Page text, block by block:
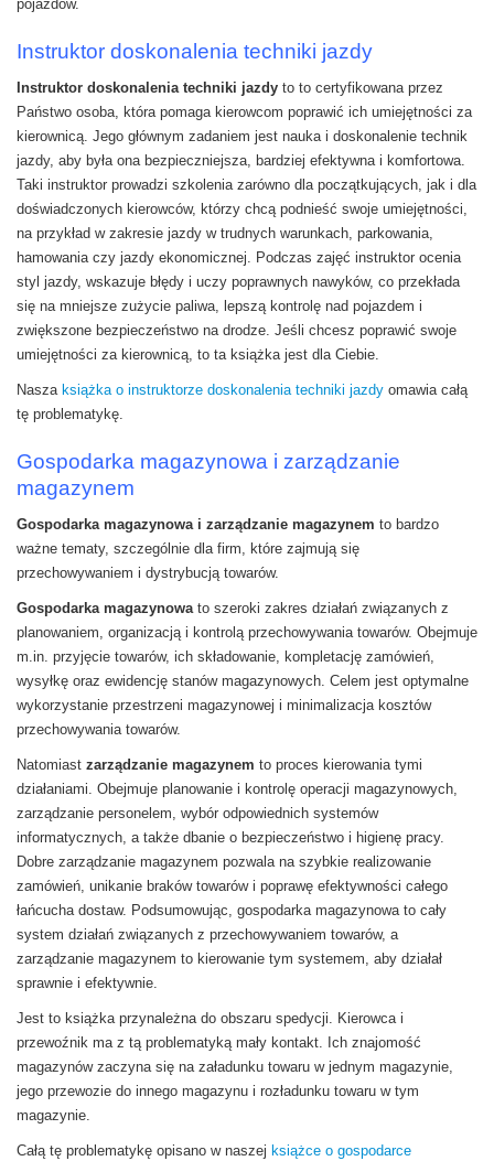
pojazdów.
Instruktor doskonalenia techniki jazdy
Instruktor doskonalenia techniki jazdy to to certyfikowana przez
Państwo osoba, która pomaga kierowcom poprawić ich umiejętności za
kierownicą. Jego głównym zadaniem jest nauka i doskonalenie technik
jazdy, aby była ona bezpieczniejsza, bardziej efektywna i komfortowa.
Taki instruktor prowadzi szkolenia zarówno dla początkujących, jak i dla
doświadczonych kierowców, którzy chcą podnieść swoje umiejętności,
na przykład w zakresie jazdy w trudnych warunkach, parkowania,
hamowania czy jazdy ekonomicznej. Podczas zajęć instruktor ocenia
styl jazdy, wskazuje błędy i uczy poprawnych nawyków, co przekłada
się na mniejsze zużycie paliwa, lepszą kontrolę nad pojazdem i
zwiększone bezpieczeństwo na drodze. Jeśli chcesz poprawić swoje
umiejętności za kierownicą, to ta książka jest dla Ciebie.
Nasza książka o instruktorze doskonalenia techniki jazdy omawia całą
tę problematykę.
Gospodarka magazynowa i zarządzanie
magazynem
Gospodarka magazynowa i zarządzanie magazynem to bardzo
ważne tematy, szczególnie dla firm, które zajmują się
przechowywaniem i dystrybucją towarów.
Gospodarka magazynowato szeroki zakres działań związanych z
planowaniem, organizacją i kontrolą przechowywania towarów. Obejmuje
m.in. przyjęcie towarów, ich składowanie, kompletację zamówień,
wysyłkę oraz ewidencję stanów magazynowych. Celem jest optymalne
wykorzystanie przestrzeni magazynowej i minimalizacja kosztów
przechowywania towarów.
Natomiast zarządzanie magazynem to proces kierowania tymi
działaniami. Obejmuje planowanie i kontrolę operacji magazynowych,
zarządzanie personelem, wybór odpowiednich systemów
informatycznych, a także dbanie o bezpieczeństwo i higienę pracy.
Dobre zarządzanie magazynem pozwala na szybkie realizowanie
zamówień, unikanie braków towarów i poprawę efektywności całego
łańcucha dostaw. Podsumowując, gospodarka magazynowa to cały
system działań związanych z przechowywaniem towarów, a
zarządzanie magazynem to kierowanie tym systemem, aby działał
sprawnie i efektywnie.
Jest to książka przynależna do obszaru spedycji. Kierowca i
przewoźnik ma z tą problematyką mały kontakt. Ich znajomość
magazynów zaczyna się na załadunku towaru w jednym magazynie,
jego przewozie do innego magazynu i rozładunku towaru w tym
magazynie.
Całą tę problematykę opisano w naszej książce o gospodarce